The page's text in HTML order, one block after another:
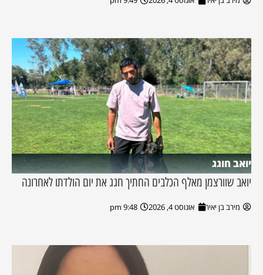
יואב חוגג
יואב שוורצמן מאלף הכלבים החתיך חגג את יום הולדתו לאחרונה
מירב בן יאיר אוגוסט 4, 2026 9:48 pm